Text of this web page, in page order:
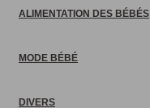
ALIMENTATION DES BÉBÉS
MODE BÉBÉ
DIVERS